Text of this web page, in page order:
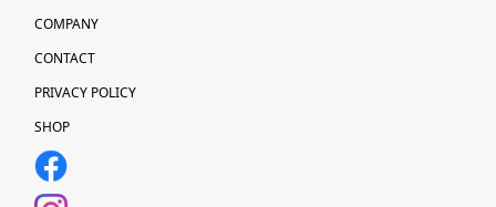
COMPANY
CONTACT
PRIVACY POLICY
SHOP